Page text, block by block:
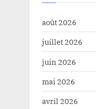
août 2026
juillet 2026
juin 2026
mai 2026
avril 2026